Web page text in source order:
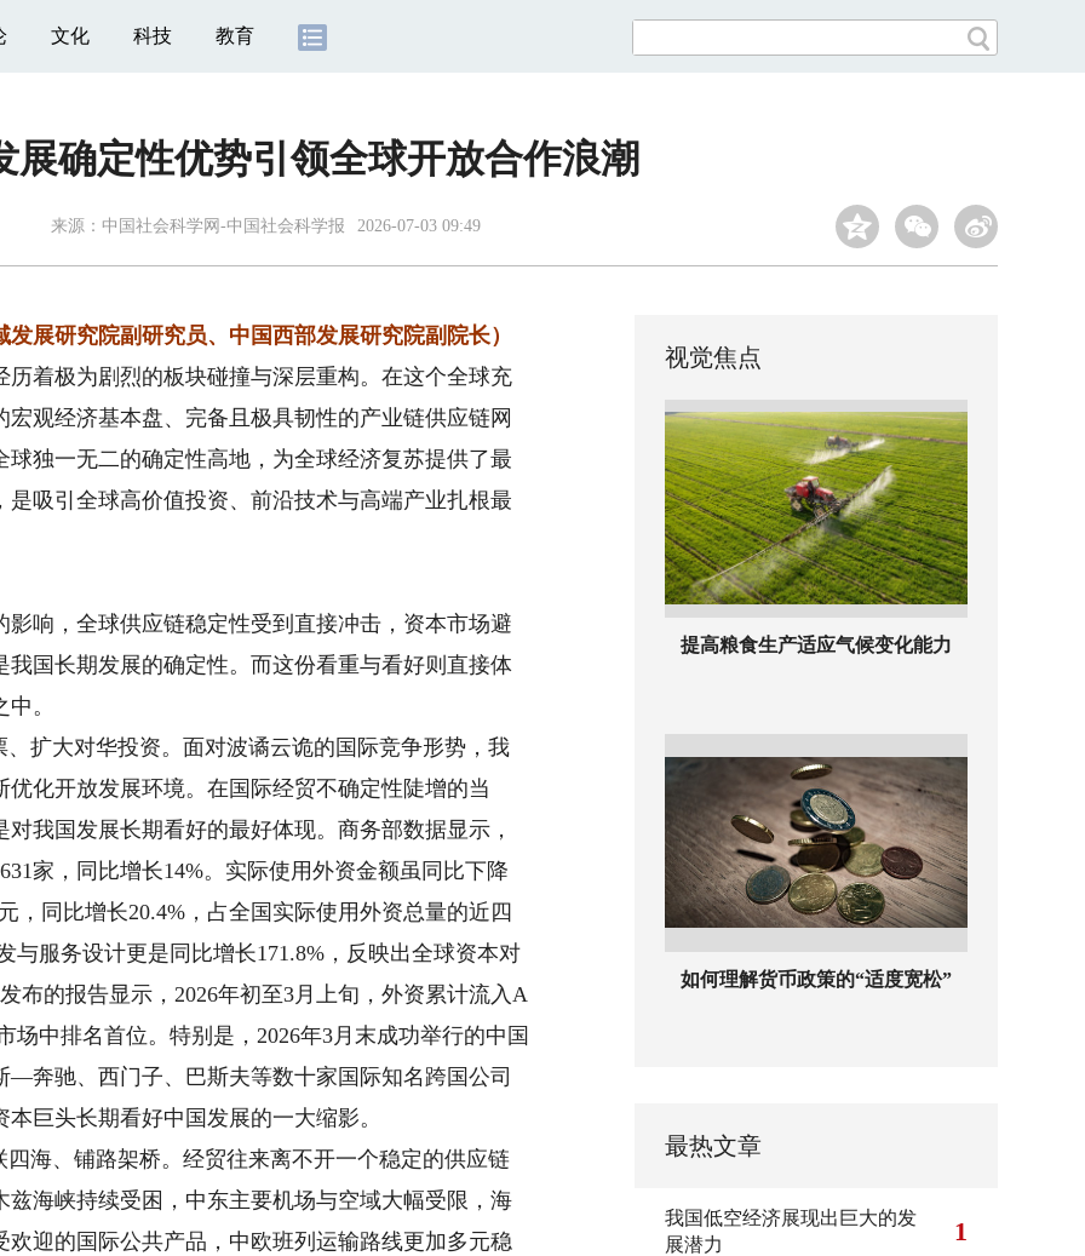
文化 科技 教育
展确定性优势引领全球开放合作浪潮
来源： 中国社会科学网-中国社会科学报 2026-07-03 09:49
展研究院副研究员、中国西部发展研究院副院长）
极为剧烈的板块碰撞与深层重构。在这个全球充
观经济基本盘、完备且极具韧性的产业链供应链网
独一无二的确定性高地，为全球经济复苏提供了最
吸引全球高价值投资、前沿技术与高端产业扎根最
，全球供应链稳定性受到直接冲击，资本市场避
国长期发展的确定性。而这份看重与看好则直接体
。
大对华投资。面对波谲云诡的国际竞争形势，我
化开放发展环境。在国际经贸不确定性陡增的当
我国发展长期看好的最好体现。商务部数据显示，
家，同比增长14%。实际使用外资金额虽同比下降
，同比增长20.4%，占全国实际使用外资总量的近四
与服务设计更是同比增长171.8%，反映出全球资本对
布的报告显示，2026年初至3月上旬，外资累计流入A
场中排名首位。特别是，2026年3月末成功举行的中国
奔驰、西门子、巴斯夫等数十家国际知名跨国公司
巨头长期看好中国发展的一大缩影。
、铺路架桥。经贸往来离不开一个稳定的供应链
海峡持续受困，中东主要机场与空域大幅受限，海
迎的国际公共产品，中欧班列运输路线更加多元稳
视觉焦点
提高粮食生产适应气候变化能力
如何理解货币政策的“适度宽松”
最热文章
我国低空经济展现出巨大的发
展潜力
1